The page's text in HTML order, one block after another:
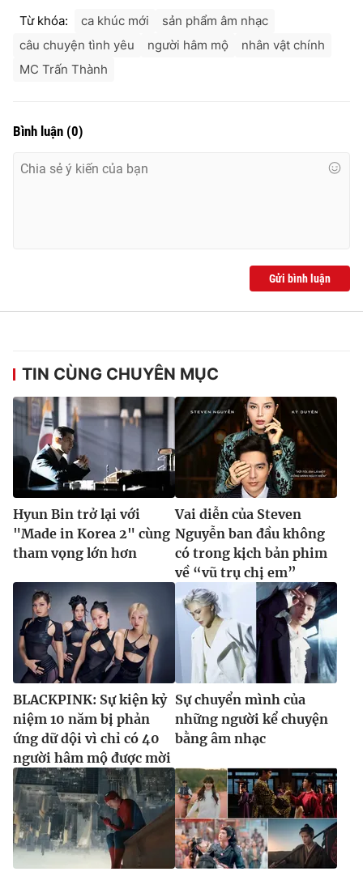
Từ khóa: ca khúc mới
sản phẩm âm nhạc
câu chuyện tình yêu
người hâm mộ
nhân vật chính
MC Trấn Thành
Bình luận (0)
Gửi bình luận
TIN CÙNG CHUYÊN MỤC
Hyun Bin trở lại với
"Made in Korea 2" cùng
tham vọng lớn hơn
Vai diễn của Steven
Nguyễn ban đầu không
có trong kịch bản phim
về “vũ trụ chị em”
BLACKPINK: Sự kiện kỷ
niệm 10 năm bị phản
ứng dữ dội vì chỉ có 40
người hâm mộ được mời
Sự chuyển mình của
những người kể chuyện
bằng âm nhạc